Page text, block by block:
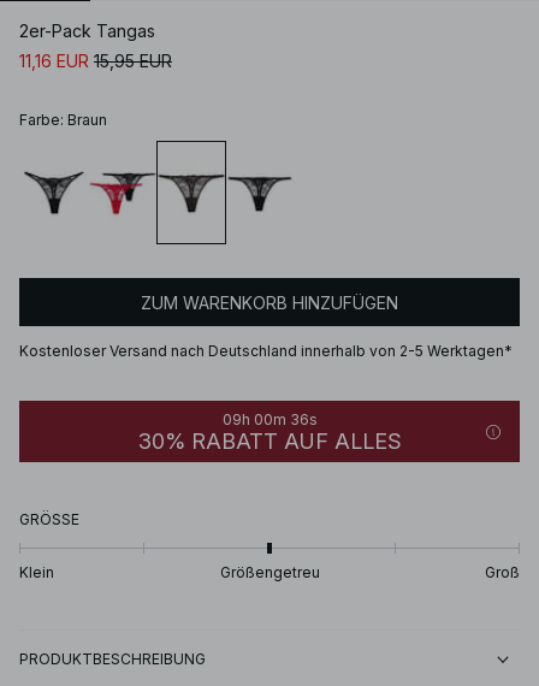
2er-Pack Tangas
11,16 EUR 15,95 EUR
Farbe: Braun
ZUM WARENKORB HINZUFÜGEN
Kostenloser Versand nach Deutschland innerhalb von 2-5 Werktagen*
09h 00m 36s
30% RABATT AUF ALLES
GRÖSSE
Klein Größengetreu Groß
PRODUKTBESCHREIBUNG